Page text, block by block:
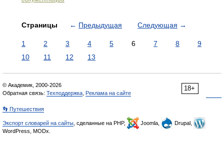
Страницы ← Предыдущая Следующая →
1 2 3 4 5 6 7 8
9
10
11 12 13
18+
© Академик, 2000-2026
Обратная связь: Техподдержка Реклама на сайте
👣 Путешествия
Экспорт словарей на сайты , сделанные на PHP, Joomla,
Drupal,
WordPress, MODx.